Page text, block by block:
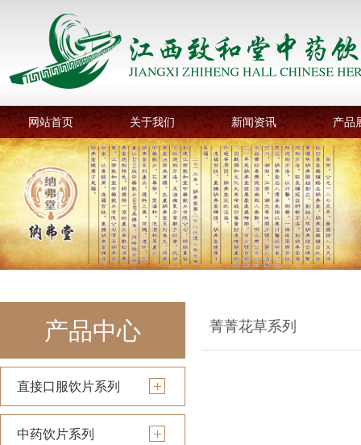
网站首页 关于我们 新闻资讯 产品
产品中心
直接口服饮片系列
中药饮片系列
菁菁花草系列